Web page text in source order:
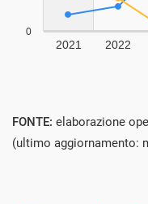
FONTE: elaborazione
(ultimo aggiornamento: